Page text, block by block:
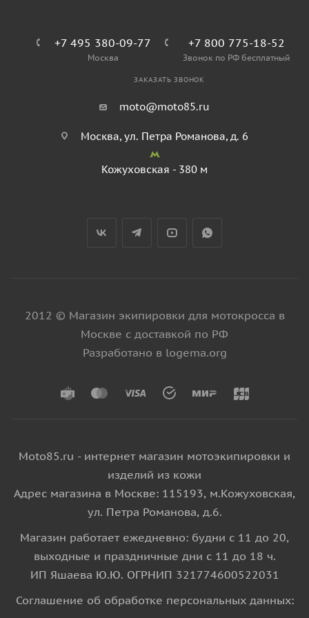
+7 495 380-09-77
Москва
+7 800 775-18-52
Звонок по РФ бесплатный
ЗАКАЗАТЬ ЗВОНОК
moto@moto85.ru
Москва, ул. Петра Романова, д. 6
Кожуховская - 380 м
2012 © Магазин экипировки для мотокросса в
Москве с доставкой по РФ
Разработано в logema.org
Moto85.ru - интернет магазин мотоэкипировки и
изделий из кожи
Адрес магазина в Москве: 115193, м.Кожуховская,
ул. Петра Романова, д.6.
Магазин работает ежедневно: будни с 11 до 20,
выходные и праздничные дни с 11 до 18 ч.
ИП Яшаева Ю.Ю. ОГРНИП 321774600522031
Соглашение об обработке персональных данных: